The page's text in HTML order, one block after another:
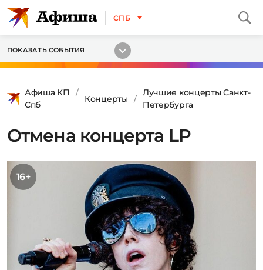
СПБ
ПОКАЗАТЬ СОБЫТИЯ
Афиша КП
Спб
Концерты
Лучшие концерты Санкт-
Петербурга
Отмена концерта LP
16+